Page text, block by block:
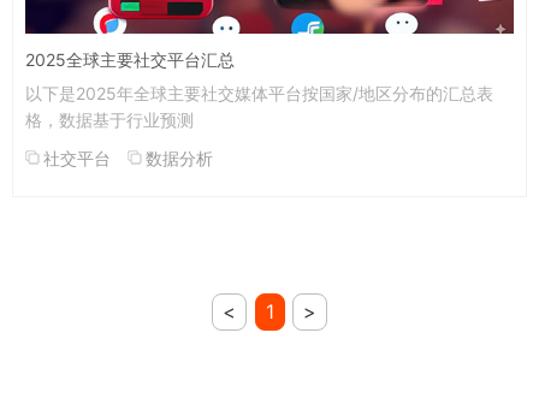
2025全球主要社交平台汇总
以下是2025年全球主要社交媒体平台按国家/地区分布的汇总表
格，数据基于行业预测
社交平台
数据分析
< 1 >